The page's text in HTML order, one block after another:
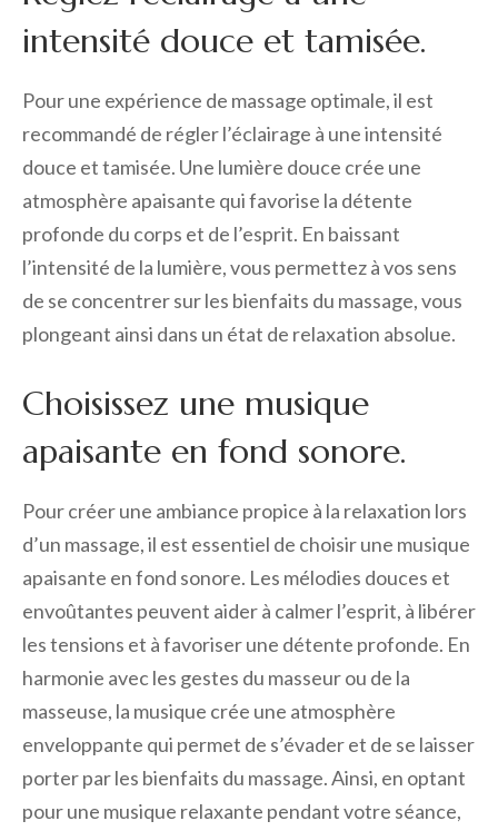
intensité douce et tamisée.
Pour une expérience de massage optimale, il est
recommandé de régler l’éclairage à une intensité
douce et tamisée. Une lumière douce crée une
atmosphère apaisante qui favorise la détente
profonde du corps et de l’esprit. En baissant
l’intensité de la lumière, vous permettez à vos sens
de se concentrer sur les bienfaits du massage, vous
plongeant ainsi dans un état de relaxation absolue.
Choisissez une musique
apaisante en fond sonore.
Pour créer une ambiance propice à la relaxation lors
d’un massage, il est essentiel de choisir une musique
apaisante en fond sonore. Les mélodies douces et
envoûtantes peuvent aider à calmer l’esprit, à libérer
les tensions et à favoriser une détente profonde. En
harmonie avec les gestes du masseur ou de la
masseuse, la musique crée une atmosphère
enveloppante qui permet de s’évader et de se laisser
porter par les bienfaits du massage. Ainsi, en optant
pour une musique relaxante pendant votre séance,